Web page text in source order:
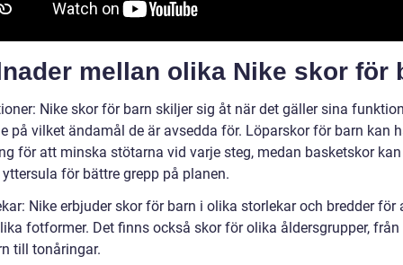
mellan olika Nike skor för
Nike skor för barn skiljer sig åt när det gäller sina
på vilket ändamål de är avsedda för. Löparskor för barn kan
för att minska stötarna vid varje steg, medan basketskor
för bättre grepp på planen.
Nike erbjuder skor för barn i olika storlekar och bredder för
fotformer. Det finns också skor för olika åldersgrupper, från
till tonåringar.